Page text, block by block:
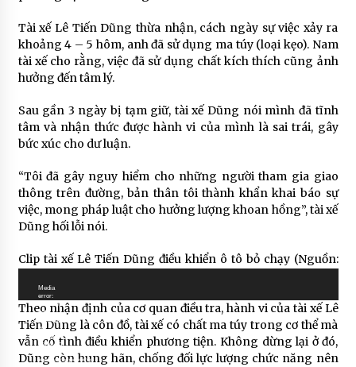
Tài xế Lê Tiến Dũng thừa nhận, cách ngày sự việc xảy ra
khoảng 4 – 5 hôm, anh đã sử dụng ma túy (loại kẹo). Nam
tài xế cho rằng, việc đã sử dụng chất kích thích cũng ảnh
hưởng đến tâm lý.
Sau gần 3 ngày bị tạm giữ, tài xế Dũng nói mình đã tĩnh
tâm và nhận thức được hành vi của mình là sai trái, gây
bức xúc cho dư luận.
“Tôi đã gây nguy hiểm cho những người tham gia giao
thông trên đường, bản thân tôi thành khẩn khai báo sự
việc, mong pháp luật cho hưởng lượng khoan hồng”, tài xế
Dũng hối lỗi nói.
Clip tài xế Lê Tiến Dũng điều khiển ô tô bỏ chạy (Nguồn:
Trình
chơi
Video
Trình
VideoMedia
error:
Format(s)
not
supported
or
source(s)
not found
https://wikitiengviet.net/wp-
Theo nhận định của cơ quan điều tra, hành vi của tài xế Lê
Tiến Dũng là côn đồ, tài xế có chất ma túy trong cơ thể mà
vẫn cố tình điều khiển phương tiện. Không dừng lại ở đó,
Dũng còn hung hãn, chống đối lực lượng chức năng nên